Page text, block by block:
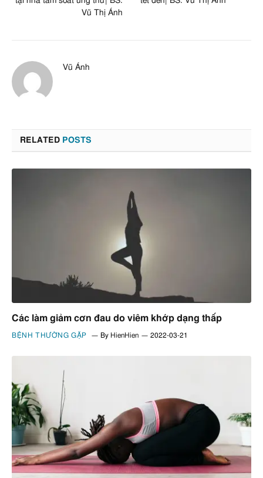
Vũ Thị Ánh
Vũ Ánh
RELATED POSTS
Các làm giảm cơn đau do viêm khớp dạng thấp
BỆNH THƯỜNG GẶP By HienHien 2022-03-21